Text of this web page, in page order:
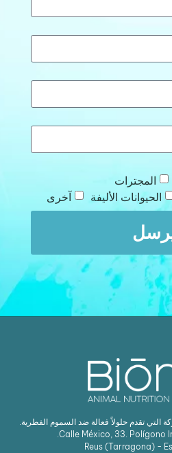
المجترات
الحيوانات الأليفة آخرى
التي تقدم حلولاً فعالة ضد السموم الفطرية.
Calle México, 33. Polígono
Reus (Tarragona) -